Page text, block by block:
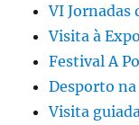
VI Jornadas
Visita à
Festival A
Desporto
Visita